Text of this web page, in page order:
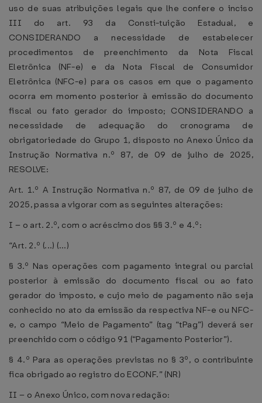
uso de suas atribuições legais que lhe confere o inciso
III do art. 93 da Consti-tuição Estadual, e
CONSIDERANDO a necessidade de estabelecer
procedimentos de preenchimento da Nota Fiscal
Eletrônica (NF-e) e da Nota Fiscal de Consumidor
Eletrônica (NFC-e) para os casos em que o pagamento
ocorra em momento posterior à emissão do documento
fiscal ou fato gerador do imposto; CONSIDERANDO a
necessidade de adequação do cronograma de
obrigatoriedade do Grupo 1, disposto no Anexo Único da
Instrução Normativa n.º 87, de 09 de julho de 2025,
RESOLVE:
Art. 1.º A Instrução Normativa n.º 87, de 09 de julho de
2025, passa a vigorar com as seguintes alterações:
I – o art. 2.º, com o acréscimo dos §§ 3.º e 4.º:
“Art. 2.º (...) (...)
§ 3.º Nas operações com pagamento integral ou parcial
posterior à emissão do documento fiscal ou ao fato
gerador do imposto, e cujo meio de pagamento não seja
conhecido no ato da emissão da respectiva NF-e ou NFC-
e, o campo “Meio de Pagamento” (tag “tPag”) deverá ser
preenchido com o código 91 (“Pagamento Posterior”).
§ 4.º Para as operações previstas no § 3º, o contribuinte
fica obrigado ao registro do ECONF.” (NR)
II – o Anexo Único, com nova redação: